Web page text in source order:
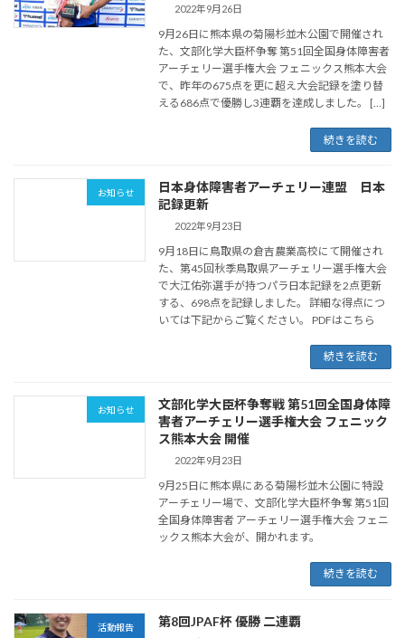
2022年9月26日
9月26日に熊本県の菊陽杉並木公園で開催され
た、文部化学大臣杯争奪 第51回全国身体障害者
アーチェリー選手権大会 フェニックス熊本大会
で、昨年の675点を更に超え大会記録を塗り替
える686点で優勝し3連覇を達成しました。 […]
続きを読む
お知らせ
日本身体障害者アーチェリー連盟 日本
記録更新
2022年9月23日
9月18日に鳥取県の倉吉農業高校にて開催され
た、第45回秋季鳥取県アーチェリー選手権大会
で大江佑弥選手が持つパラ日本記録を2点更新
する、698点を記録しました。 詳細な得点につ
いては下記からご覧ください。 PDFはこちら
続きを読む
お知らせ
文部化学大臣杯争奪戦 第51回全国身体障
害者アーチェリー選手権大会 フェニック
ス熊本大会 開催
2022年9月23日
9月25日に熊本県にある菊陽杉並木公園に特設
アーチェリー場で、文部化学大臣杯争奪 第51回
全国身体障害者 アーチェリー選手権大会 フェニ
ックス熊本大会が、開かれます。
続きを読む
活動報告 第8回JPAF杯 優勝 二連覇